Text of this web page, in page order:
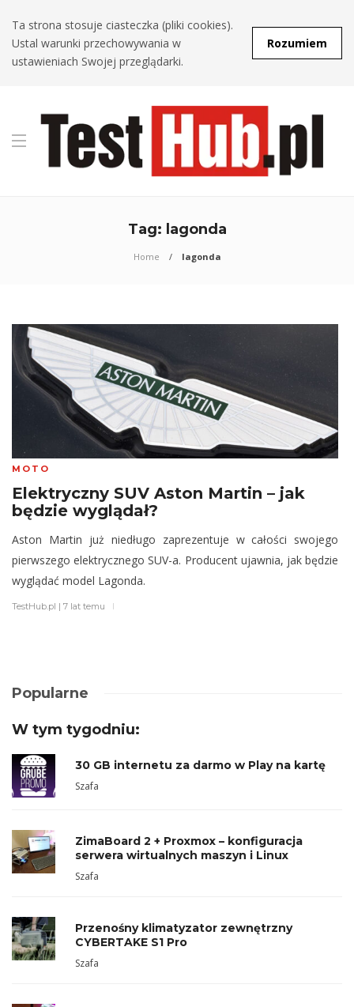
Ta strona stosuje ciasteczka (pliki cookies).
Ustal warunki przechowywania w
ustawieniach Swojej przeglądarki.
Rozumiem
Tag: lagonda
Home lagonda
MOTO
Elektryczny SUV Aston Martin – jak
będzie wyglądał?
Aston Martin już niedługo zaprezentuje w całości swojego
pierwszego elektrycznego SUV-a. Producent ujawnia, jak będzie
wyglądać model Lagonda.
TestHub.pl | 7 lat temu
Popularne
W tym tygodniu:
30 GB internetu za darmo w Play na kartę
Szafa
ZimaBoard 2 + Proxmox – konfiguracja
serwera wirtualnych maszyn i Linux
Szafa
Przenośny klimatyzator zewnętrzny
CYBERTAKE S1 Pro
Szafa